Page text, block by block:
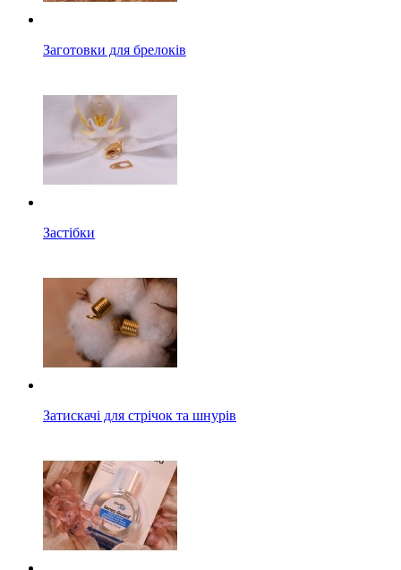
Заготовки для брелоків
Застібки
Затискачі для стрічок та шнурів